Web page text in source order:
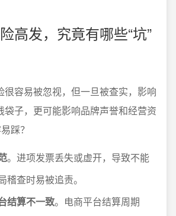
高发，究竟有哪些“坑”
很容易被忽视，但一旦被查实，影响
袋子，更可能影响品牌声誉和经营资
踩？
。进项发票丢失或虚开，导致不能
稽查时易被追责。
结算不一致。电商平台结算周期